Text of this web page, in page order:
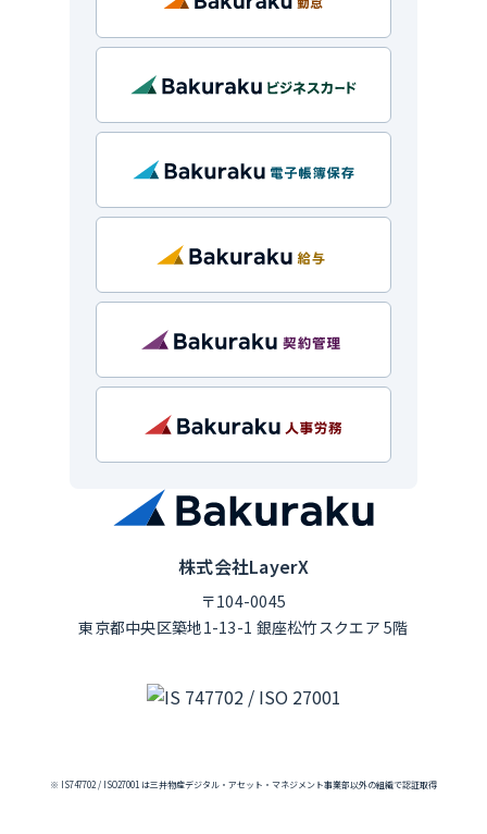
株式会社LayerX
〒104-0045
東京都中央区築地1-13-1 銀座松竹スクエア 5階
※ IS747702 / ISO27001 は三井物産デジタル・アセット・マネジメント事業部以外の組織で認証取得